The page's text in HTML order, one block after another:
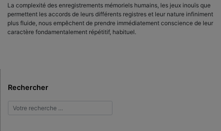
La complexité des enregistrements mémoriels humains, les jeux inouïs que
permettent les accords de leurs différents registres et leur nature infiniment
plus fluide, nous empêchent de prendre immédiatement conscience de leur
caractère fondamentalement répétitif, habituel.
Rechercher